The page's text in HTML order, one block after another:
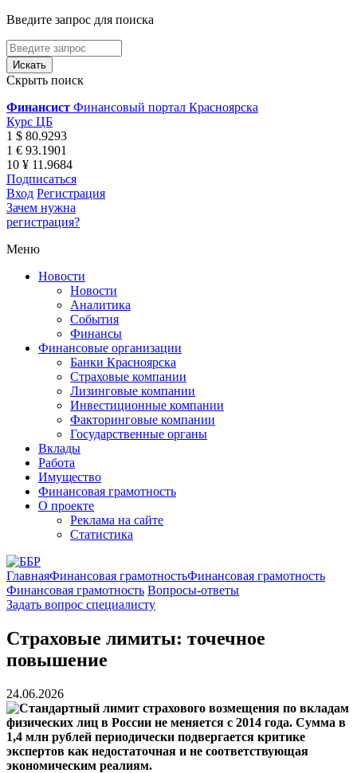
Введите запрос для поиска
Скрыть поиск
Финансист Финансовый портал Красноярска
Курс ЦБ
1 $ 80.9293
1 € 93.1901
10 ¥ 11.9684
Подписаться
Вход Регистрация
Зачем нужна
регистрация?
Меню
Новости
Новости
Аналитика
События
Финансы
Финансовые организации
Банки Красноярска
Страховые компании
Лизинговые компании
Инвестиционные компании
Факторинговые компании
Государственные органы
Вклады
Работа
Имущество
Финансовая грамотность
О проекте
Реклама на сайте
Статистика
ГлавнаяФинансовая грамотностьФинансовая грамотность
Финансовая грамотность Вопросы-ответы
Задать вопрос специалисту
Страховые лимиты: точечное
повышение
24.06.2026
Стандартный лимит страхового возмещения по вкладам
физических лиц в России не меняется с 2014 года. Сумма в
1,4 млн рублей периодически подвергается критике
экспертов как недостаточная и не соответствующая
экономическим реалиям.